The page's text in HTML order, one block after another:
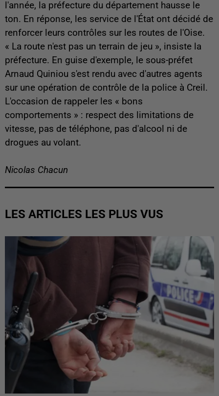
l'année, la préfecture du département hausse le
ton. En réponse, les service de l'État ont décidé de
renforcer leurs contrôles sur les routes de l'Oise.
« La route n'est pas un terrain de jeu », insiste la
préfecture. En guise d'exemple, le sous-préfet
Arnaud Quiniou s'est rendu avec d'autres agents
sur une opération de contrôle de la police à Creil.
L'occasion de rappeler les « bons
comportements » : respect des limitations de
vitesse, pas de téléphone, pas d'alcool ni de
drogues au volant.
Nicolas Chacun
LES ARTICLES LES PLUS VUS